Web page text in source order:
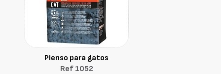
Pienso para gatos
Ref 1052